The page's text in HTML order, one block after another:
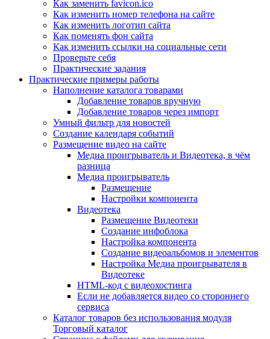
Как заменить favicon.ico
Как изменить номер телефона на сайте
Как изменить логотип сайта
Как поменять фон сайта
Как изменить ссылки на социальные сети
Проверьте себя
Практические задания
Практические примеры работы
Наполнение каталога товарами
Добавление товаров вручную
Добавление товаров через импорт
Умный фильтр для новостей
Создание календаря событий
Размещение видео на сайте
Медиа проигрыватель и Видеотека, в чём
разница
Медиа проигрыватель
Размещение
Настройки компонента
Видеотека
Размещение Видеотеки
Создание инфоблока
Настройка компонента
Создание видеоальбомов и элементов
Настройка Медиа проигрывателя в
Видеотеке
HTML-код с видеохостинга
Если не добавляется видео со стороннего
сервиса
Каталог товаров без использования модуля
Торговый каталог